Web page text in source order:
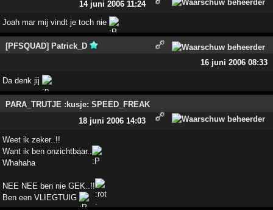
14 juni 2006 11:24
Joah mar mij vindt je toch nie
[PFSQUAD] Patrick_D
16 juni 2006 08:33
Da denk jij
PARA_TRUTJE :kusje: SPEED_FREAK
18 juni 2006 14:03
Weet ik zeker..!!
Want ik ben onzichtbaar..
Whahaha
NEE NEE ben nie GEK..!!
Ben een VLIEGTUIG